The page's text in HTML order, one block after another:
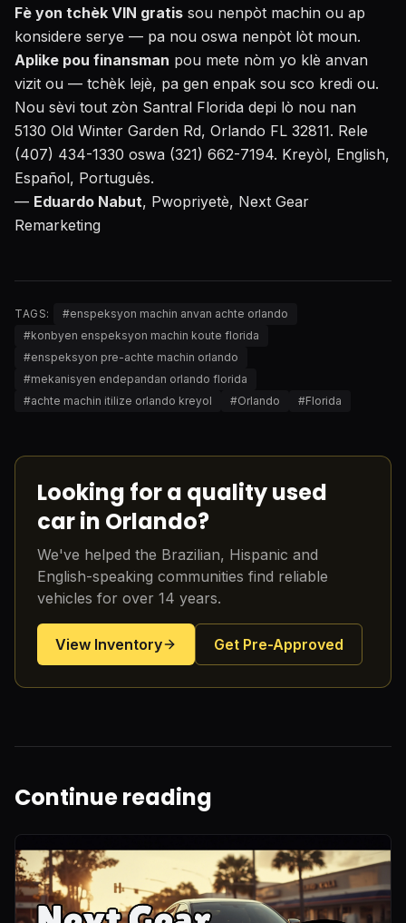
Fè yon tchèk VIN gratis sou nenpòt machin ou ap
konsidere serye — pa nou oswa nenpòt lòt moun.
Aplike pou finansman pou mete nòm yo klè anvan
vizit ou — tchèk lejè, pa gen enpak sou sco kredi ou.
Nou sèvi tout zòn Santral Florida depi lò nou nan
5130 Old Winter Garden Rd, Orlando FL 32811. Rele
(407) 434-1330 oswa (321) 662-7194. Kreyòl, English,
Español, Português.
— Eduardo Nabut, Pwopriyetè, Next Gear
Remarketing
TAGS: #enspeksyon machin anvan achte orlando
#konbyen enspeksyon machin koute florida
#enspeksyon pre-achte machin orlando
#mekanisyen endepandan orlando florida
#achte machin itilize orlando kreyol #Orlando #Florida
Looking for a quality used
car in Orlando?
We've helped the Brazilian, Hispanic and
English-speaking communities find reliable
vehicles for over 14 years.
View Inventory Get Pre-Approved
Continue reading